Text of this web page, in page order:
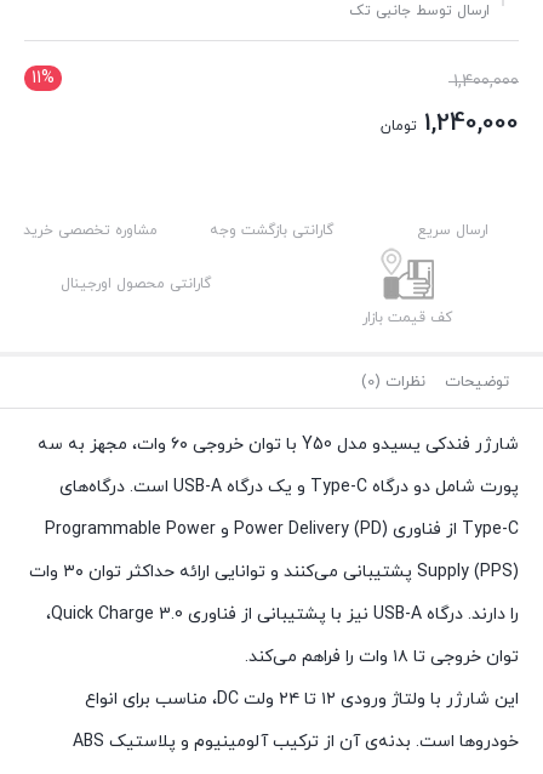
ارسال توسط جانبی تک
11% 1,400,000قیمت
اصلی:
1,240,000 تومان
1,240,000 تومان.
ارسال سریع گارانتی بازگشت وجه مشاوره تخصصی خرید
کف قیمت بازار
گارانتی محصول اورجینال
توضیحات نظرات (0)
شارژر فندکی یسیدو مدل Y50 با توان خروجی ۶۰ وات، مجهز به سه
پورت شامل دو درگاه Type-C و یک درگاه USB-A است.
درگاه‌های
Type-C از فناوری Power Delivery (PD) و Programmable Power
Supply (PPS) پشتیبانی می‌کنند و توانایی ارائه حداکثر توان ۳۰ وات
را دارند.
درگاه USB-A نیز با پشتیبانی از فناوری Quick Charge 3.0،
توان خروجی تا ۱۸ وات را فراهم می‌کند.
این شارژر با ولتاژ ورودی ۱۲ تا ۲۴ ولت DC، مناسب برای انواع
خودروها است.
بدنه‌ی آن از ترکیب آلومینیوم و پلاستیک ABS